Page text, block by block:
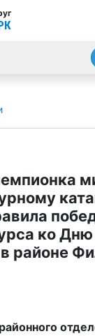
ко Дню
районе